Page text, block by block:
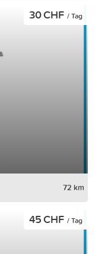
30 CHF / Tag
72 km
45 CHF / Tag